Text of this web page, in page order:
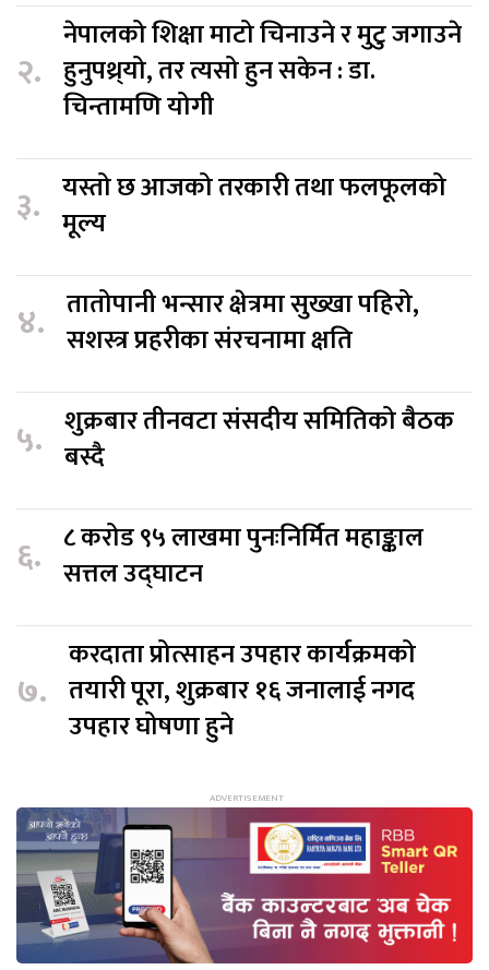
२.
नेपालको शिक्षा माटो चिनाउने र मुटु जगाउने
हुनुपथ्र्यो, तर त्यसो हुन सकेन : डा.
चिन्तामणि योगी
३. यस्तो छ आजको तरकारी तथा फलफूलको
मूल्य
४. तातोपानी भन्सार क्षेत्रमा सुख्खा पहिरो,
सशस्त्र प्रहरीका संरचनामा क्षति
५. शुक्रबार तीनवटा संसदीय समितिको बैठक
बस्दै
६. ८ करोड ९५ लाखमा पुनःनिर्मित महाङ्काल
सत्तल उद्घाटन
७.
करदाता प्रोत्साहन उपहार कार्यक्रमको
तयारी पूरा, शुक्रबार १६ जनालाई नगद
उपहार घोषणा हुने